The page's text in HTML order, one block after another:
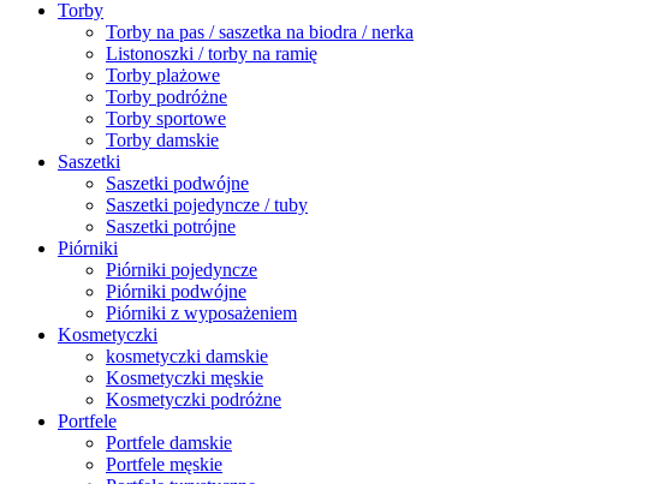
Torby
Torby na pas / saszetka na biodra / nerka
Listonoszki / torby na ramię
Torby plażowe
Torby podróżne
Torby sportowe
Torby damskie
Saszetki
Saszetki podwójne
Saszetki pojedyncze / tuby
Saszetki potrójne
Piórniki
Piórniki pojedyncze
Piórniki podwójne
Piórniki z wyposażeniem
Kosmetyczki
kosmetyczki damskie
Kosmetyczki męskie
Kosmetyczki podróżne
Portfele
Portfele damskie
Portfele męskie